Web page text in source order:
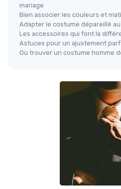
mariage
Bien associer les couleurs et
Adapter le costume dépareillé
Les accessoires qui font la
Astuces pour un ajustement
Où trouver un costume homme